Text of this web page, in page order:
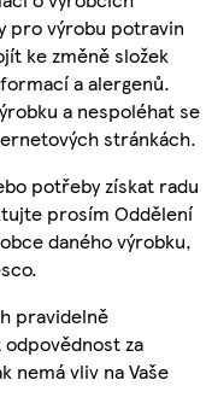
pro výrobu potravin
ke změně složek
a alergenů.
a nespoléhat se
stránkách.
potřeby získat radu
prosím Oddělení
daného výrobku,
pravidelně
za
nemá vliv na Vaše